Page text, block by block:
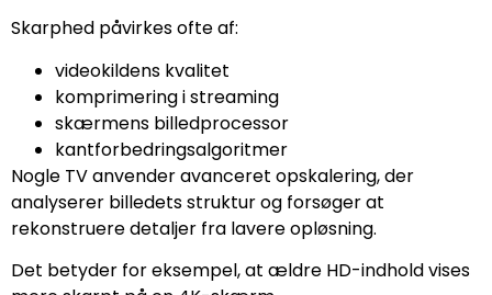
Skarphed påvirkes ofte af:
videokildens kvalitet
komprimering i streaming
skærmens billedprocessor
kantforbedringsalgoritmer
Nogle TV anvender avanceret opskalering, der
analyserer billedets struktur og forsøger at
rekonstruere detaljer fra lavere opløsning.
Det betyder for eksempel, at ældre HD-indhold vises